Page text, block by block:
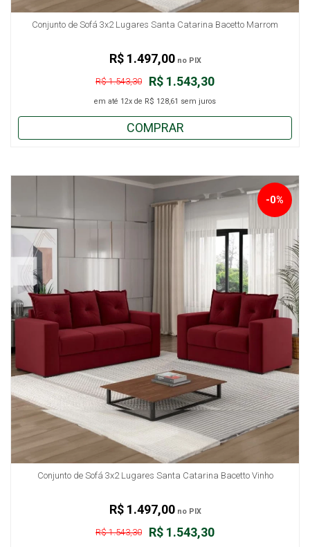
Conjunto de Sofá 3x2 Lugares Santa Catarina Bacetto Marrom
R$ 1.543,30
R$ 1.543,30
em até 12x de R$ 128,61 sem juros
R$ 1.497,00no PIX
COMPRAR
Conjunto de Sofá 3x2 Lugares Santa Catarina Bacetto Vinho
-0%
R$ 1.543,30
R$ 1.543,30
R$ 1.497,00no PIX